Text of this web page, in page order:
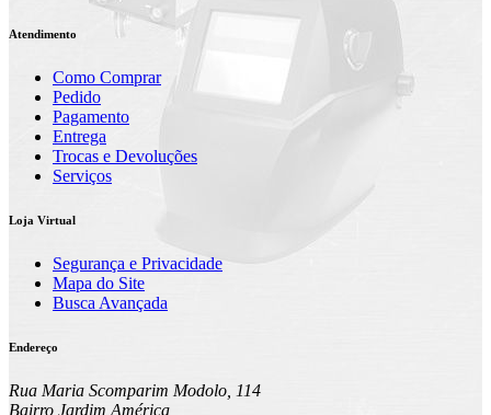
Atendimento
Como Comprar
Pedido
Pagamento
Entrega
Trocas e Devoluções
Serviços
Loja Virtual
Segurança e Privacidade
Mapa do Site
Busca Avançada
Endereço
Rua Maria Scomparim Modolo, 114
Bairro Jardim América